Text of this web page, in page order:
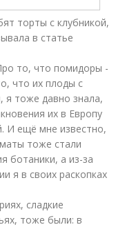
торты с клубникой,
в статье
то, что помидоры -
что их плоды с
я тоже давно знала,
их в Европу
И ещё мне известно,
тоже стали
ботаники, а из-за
я в своих раскопках
сладкие
тоже были: в